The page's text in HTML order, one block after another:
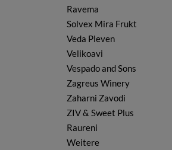
Ravema
Solvex Mira Frukt
Veda Pleven
Velikoavi
Vespado and Sons
Zagreus Winery
Zaharni Zavodi
ZIV & Sweet Plus
Raureni
Weitere